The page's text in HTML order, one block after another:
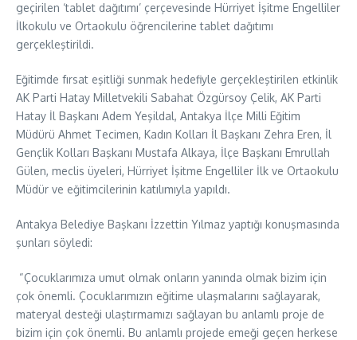
geçirilen ‘tablet dağıtımı’ çerçevesinde Hürriyet İşitme Engelliler
İlkokulu ve Ortaokulu öğrencilerine tablet dağıtımı
gerçekleştirildi.
Eğitimde fırsat eşitliği sunmak hedefiyle gerçekleştirilen etkinlik
AK Parti Hatay Milletvekili Sabahat Özgürsoy Çelik, AK Parti
Hatay İl Başkanı Adem Yeşildal, Antakya İlçe Milli Eğitim
Müdürü Ahmet Tecimen, Kadın Kolları İl Başkanı Zehra Eren, İl
Gençlik Kolları Başkanı Mustafa Alkaya, İlçe Başkanı Emrullah
Gülen, meclis üyeleri, Hürriyet İşitme Engelliler İlk ve Ortaokulu
Müdür ve eğitimcilerinin katılımıyla yapıldı.
Antakya Belediye Başkanı İzzettin Yılmaz yaptığı konuşmasında
şunları söyledi:
“Çocuklarımıza umut olmak onların yanında olmak bizim için
çok önemli. Çocuklarımızın eğitime ulaşmalarını sağlayarak,
materyal desteği ulaştırmamızı sağlayan bu anlamlı proje de
bizim için çok önemli. Bu anlamlı projede emeği geçen herkese